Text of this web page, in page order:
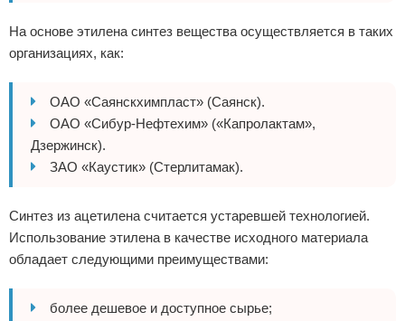
На основе этилена синтез вещества осуществляется в таких
организациях, как:
ОАО «Саянскхимпласт» (Саянск).
ОАО «Сибур-Нефтехим» («Капролактам»,
Дзержинск).
ЗАО «Каустик» (Стерлитамак).
Синтез из ацетилена считается устаревшей технологией.
Использование этилена в качестве исходного материала
обладает следующими преимуществами:
более дешевое и доступное сырье;